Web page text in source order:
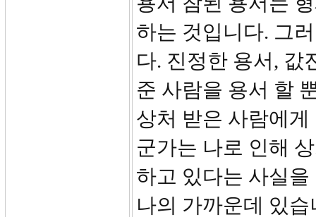
하는 것입니다. 그
다. 진정한 용서, 값
준 사람을 용서 할
상처 받은 사람에
군가는 나로 인해
하고 있다는 사실
나의 가까운데 있